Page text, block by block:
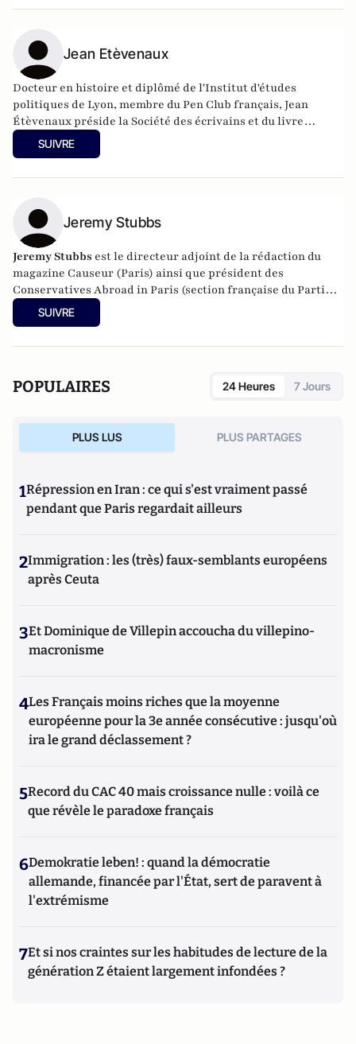
Jean Etèvenaux
Docteur en histoire et diplômé de l'Institut d'études
politiques de Lyon, membre du Pen Club français, Jean
Étèvenaux préside la Société des écrivains et du livre
lyonnais et régionaux. Enseignant et journaliste, il donne de
nombreuses conférences, notamment sur l'histoire des deux
SUIVRE
Jeremy Stubbs
Jeremy Stubbs est le directeur adjoint de la rédaction du
magazine Causeur (Paris) ainsi que président des
Conservatives Abroad in Paris (section française du Parti
conservateur britannique).
SUIVRE
POPULAIRES 24 Heures 7 Jours
PLUS LUS PLUS PARTAGES
1Répression en Iran : ce qui s'est vraiment passé
pendant que Paris regardait ailleurs
2Immigration : les (très) faux-semblants européens
après Ceuta
3Et Dominique de Villepin accoucha du villepino-
macronisme
4Les Français moins riches que la moyenne
européenne pour la 3e année consécutive : jusqu'où
ira le grand déclassement ?
5Record du CAC 40 mais croissance nulle : voilà ce
que révèle le paradoxe français
6Demokratie leben! : quand la démocratie
allemande, financée par l'État, sert de paravent à
l'extrémisme
7Et si nos craintes sur les habitudes de lecture de la
génération Z étaient largement infondées ?